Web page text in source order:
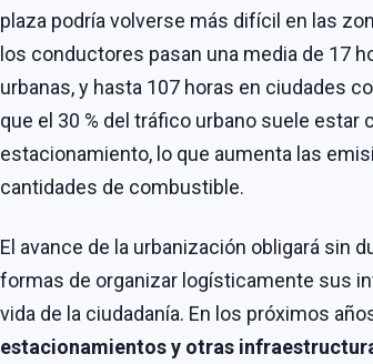
plaza podría volverse más difícil en las
los conductores pasan una media de 17
urbanas, y hasta 107 horas en ciudades
que el 30 % del tráfico urbano suele
estacionamiento, lo que aumenta las
cantidades de combustible.
El avance de la urbanización obligará sin
formas de organizar logísticamente sus
vida de la ciudadanía. En los próximos
estacionamientos y otras